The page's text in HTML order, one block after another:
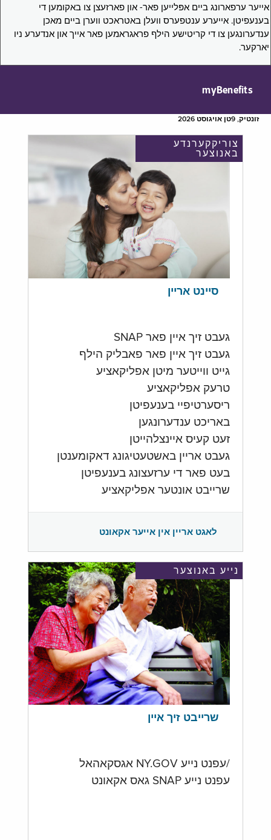
אייער ערפארונג ביים אפּלייען פאר- און פארזעצן צו באקומען די
בענעפיטן. אייערע ענטפערס וועלן באטראכט ווערן ביים מאכן
ענדערונגען צו די קריטישע הילף פראגראמען פאר אייך און אנדערע ניו
יארקער.
myBenefits
זונטיק, 9טן אויגוסט 2026
צוריקקערנדע
באנוצער
סיינט אריין
געבט זיך איין פאר SNAP
געבט זיך איין פאר פאבליק הילף
גייט ווייטער מיטן אפליקאציע
טרעק אפליקאציע
ריסערטיפיי בענעפיטן
באריכט ענדערונגען
זעט קעיס איינצלהייטן
געבט אריין באשטעטיגונג דאקומענטן
בעט פאר די ערזעצונג בענעפיטן
שרייבט אונטער אפליקאציע
לאגט אריין אין אייער אקאונט
נייע באנוצער
שרייבט זיך איין
/עפנט נייע NY.GOV אגסקאהאל
עפנט נייע SNAP גאס אקאונט